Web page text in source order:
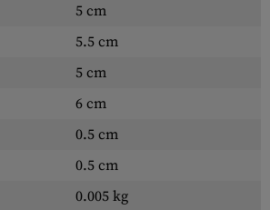
5 cm
5.5 cm
5 cm
6 cm
0.5 cm
0.5 cm
0.005 kg